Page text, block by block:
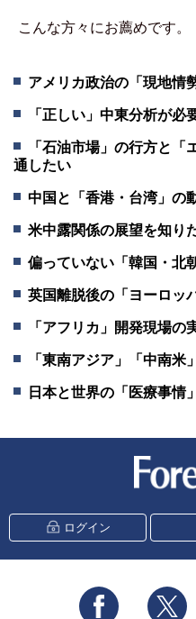
こんな方々にお薦めです。
アメリカ政治の「現地情
「正しい」中東分析が必
「石油市場」の行方と
通したい
中国と「香港・台湾」の
米中露関係の展望を知り
偏っていない「韓国・北
英国離脱後の「ヨーロッ
「アフリカ」開発現場の
「東南アジア」「中南米
日本と世界の「医療事情
ログイン
Facebook